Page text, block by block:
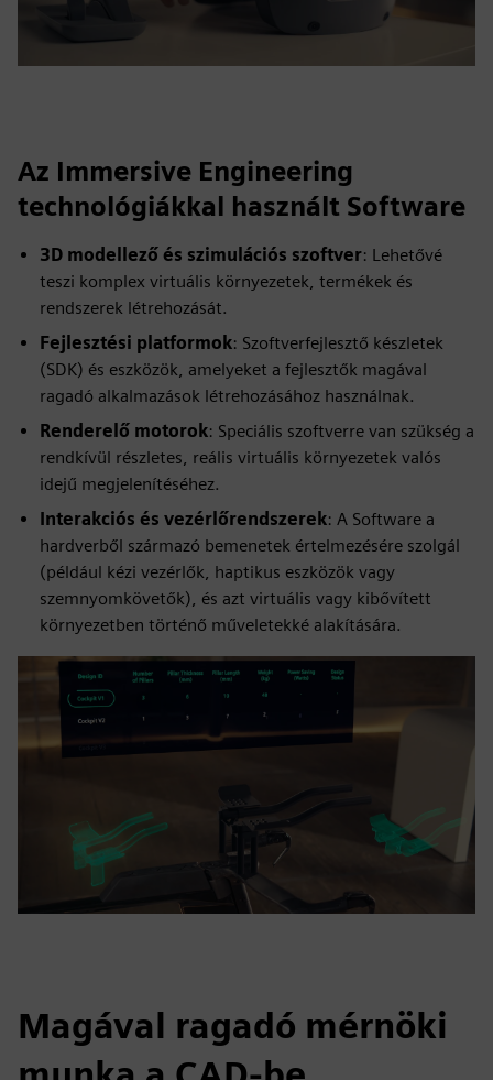
Az Immersive Engineering
technológiákkal használt Software
3D modellező és szimulációs szoftver: Lehetővé
teszi komplex virtuális környezetek, termékek és
rendszerek létrehozását.
Fejlesztési platformok: Szoftverfejlesztő készletek
(SDK) és eszközök, amelyeket a fejlesztők magával
ragadó alkalmazások létrehozásához használnak.
Renderelő motorok: Speciális szoftverre van szükség a
rendkívül részletes, reális virtuális környezetek valós
idejű megjelenítéséhez.
Interakciós és vezérlőrendszerek: A Software a
hardverből származó bemenetek értelmezésére szolgál
(például kézi vezérlők, haptikus eszközök vagy
szemnyomkövetők), és azt virtuális vagy kibővített
környezetben történő műveletekké alakítására.
Magával ragadó mérnöki